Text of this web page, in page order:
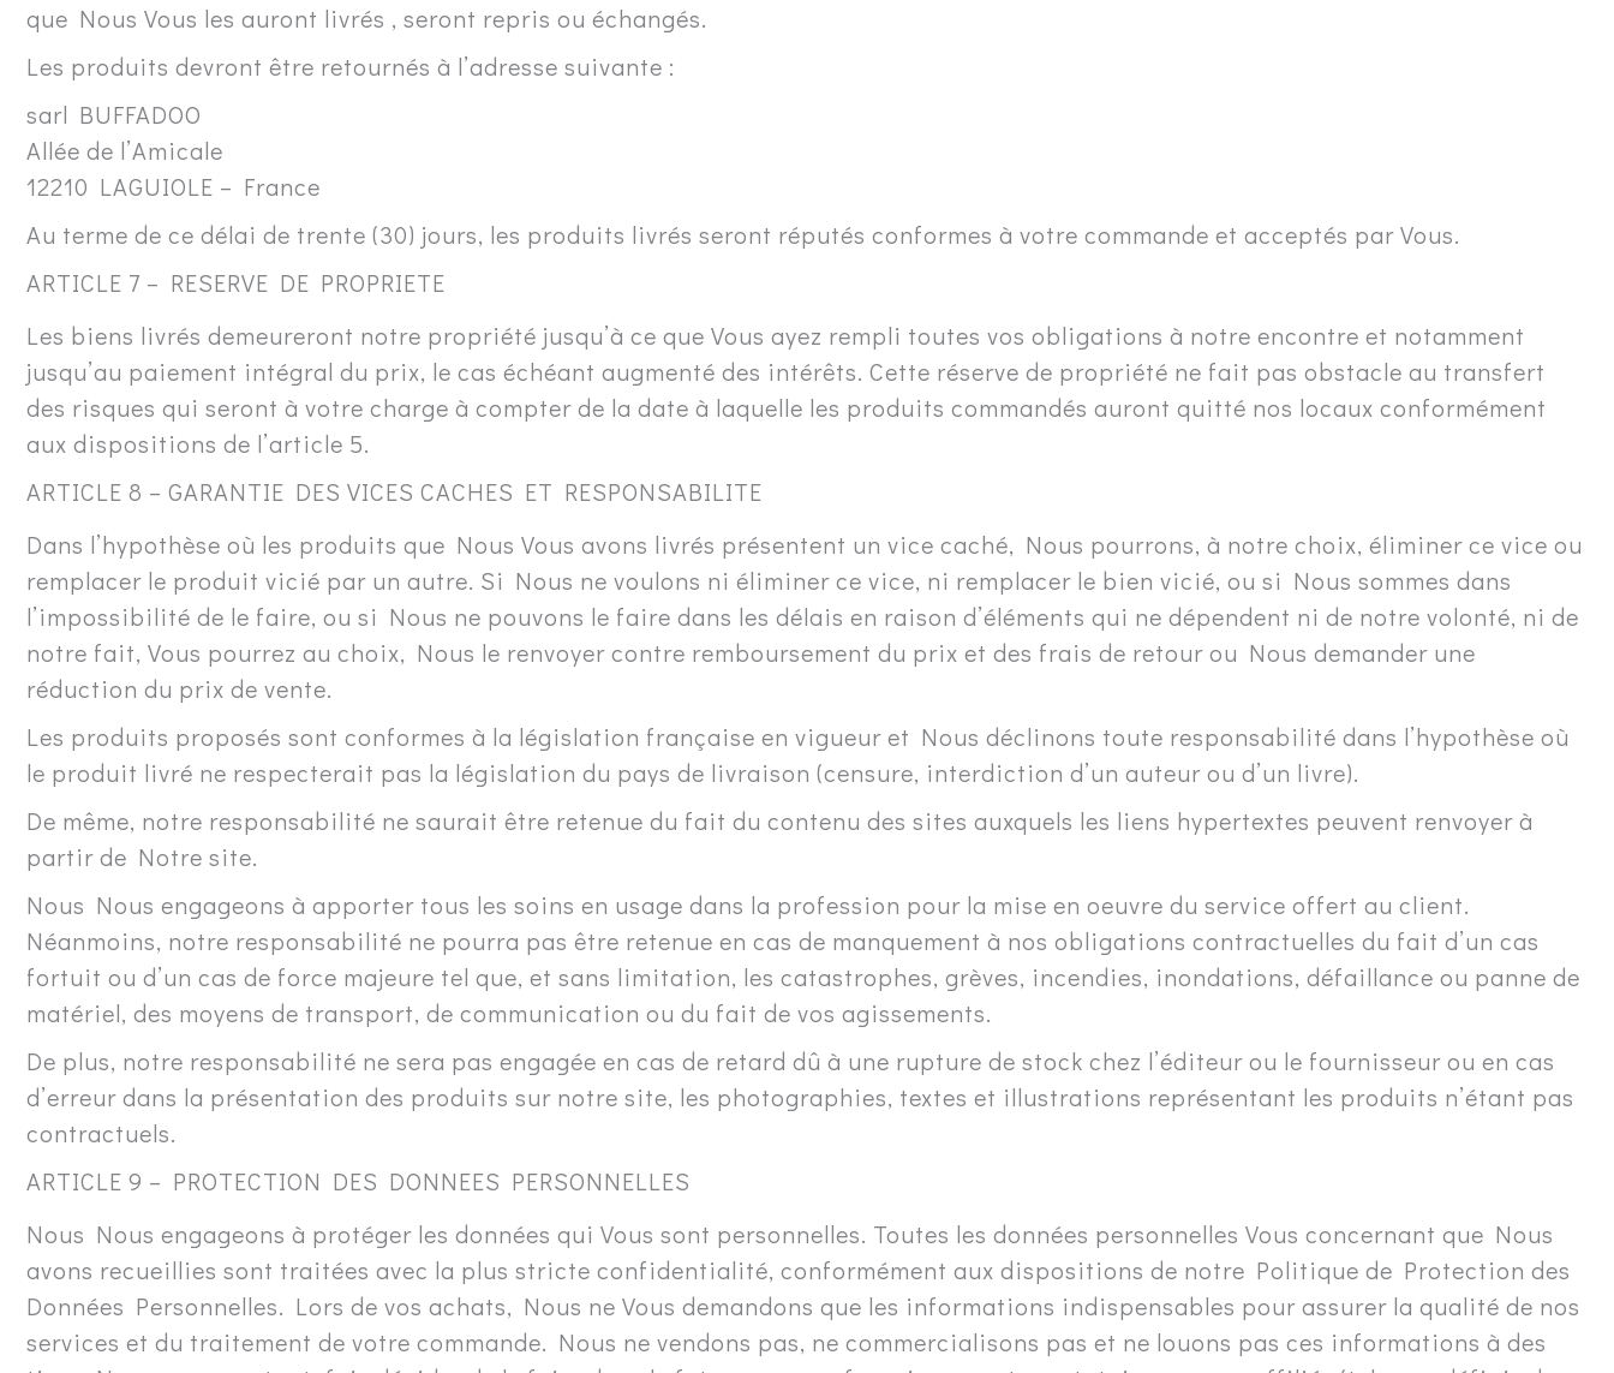
que Nous Vous les auront livrés , seront repris ou échangés.
Les produits devront être retournés à l’adresse suivante :
sarl BUFFADOO
Allée de l’Amicale
12210 LAGUIOLE – France
Au terme de ce délai de trente (30) jours, les produits livrés seront réputés conformes à votre commande et acceptés par Vous.
ARTICLE 7 – RESERVE DE PROPRIETE
Les biens livrés demeureront notre propriété jusqu’à ce que Vous ayez rempli toutes vos obligations à notre encontre et notamment
jusqu’au paiement intégral du prix, le cas échéant augmenté des intérêts. Cette réserve de propriété ne fait pas obstacle au transfert
des risques qui seront à votre charge à compter de la date à laquelle les produits commandés auront quitté nos locaux conformément
aux dispositions de l’article 5.
ARTICLE 8 – GARANTIE DES VICES CACHES ET RESPONSABILITE
Dans l’hypothèse où les produits que Nous Vous avons livrés présentent un vice caché, Nous pourrons, à notre choix, éliminer ce vice ou
remplacer le produit vicié par un autre. Si Nous ne voulons ni éliminer ce vice, ni remplacer le bien vicié, ou si Nous sommes dans
l’impossibilité de le faire, ou si Nous ne pouvons le faire dans les délais en raison d’éléments qui ne dépendent ni de notre volonté, ni de
notre fait, Vous pourrez au choix, Nous le renvoyer contre remboursement du prix et des frais de retour ou Nous demander une
réduction du prix de vente.
Les produits proposés sont conformes à la législation française en vigueur et Nous déclinons toute responsabilité dans l’hypothèse où
le produit livré ne respecterait pas la législation du pays de livraison (censure, interdiction d’un auteur ou d’un livre).
De même, notre responsabilité ne saurait être retenue du fait du contenu des sites auxquels les liens hypertextes peuvent renvoyer à
partir de Notre site.
Nous Nous engageons à apporter tous les soins en usage dans la profession pour la mise en oeuvre du service offert au client.
Néanmoins, notre responsabilité ne pourra pas être retenue en cas de manquement à nos obligations contractuelles du fait d’un cas
fortuit ou d’un cas de force majeure tel que, et sans limitation, les catastrophes, grèves, incendies, inondations, défaillance ou panne de
matériel, des moyens de transport, de communication ou du fait de vos agissements.
De plus, notre responsabilité ne sera pas engagée en cas de retard dû à une rupture de stock chez l’éditeur ou le fournisseur ou en cas
d’erreur dans la présentation des produits sur notre site, les photographies, textes et illustrations représentant les produits n’étant pas
contractuels.
ARTICLE 9 – PROTECTION DES DONNEES PERSONNELLES
Nous Nous engageons à protéger les données qui Vous sont personnelles. Toutes les données personnelles Vous concernant que Nous
avons recueillies sont traitées avec la plus stricte confidentialité, conformément aux dispositions de notre Politique de Protection des
Données Personnelles. Lors de vos achats, Nous ne Vous demandons que les informations indispensables pour assurer la qualité de nos
services et du traitement de votre commande. Nous ne vendons pas, ne commercialisons pas et ne louons pas ces informations à des